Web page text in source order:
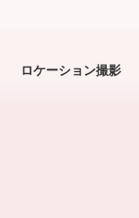
ロケーション撮影